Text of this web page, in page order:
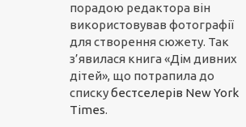
порадою редактора він
використовував фотографії
для створення сюжету. Так
з’явилася книга «Дім дивних
дітей», що потрапила до
спискубестселерів New York
Times.